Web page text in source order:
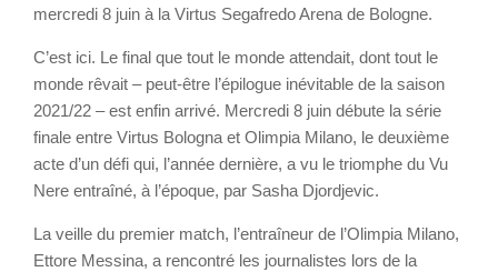
mercredi 8 juin à la Virtus Segafredo Arena de Bologne.
C’est ici. Le final que tout le monde attendait, dont tout le
monde rêvait – peut-être l’épilogue inévitable de la saison
2021/22 – est enfin arrivé. Mercredi 8 juin débute la série
finale entre Virtus Bologna et Olimpia Milano, le deuxième
acte d’un défi qui, l’année dernière, a vu le triomphe du Vu
Nere entraîné, à l’époque, par Sasha Djordjevic.
La veille du premier match, l’entraîneur de l’Olimpia Milano,
Ettore Messina, a rencontré les journalistes lors de la